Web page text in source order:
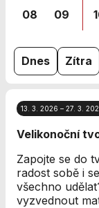
08
09
Dnes Zítra
13. 3. 2026 – 27. 3.
Velikonoční
Zapojte se do
radost sobě i
všechno
vyzvednout